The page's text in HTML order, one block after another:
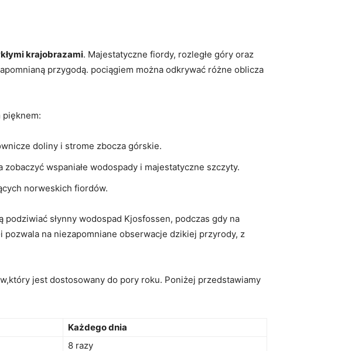
krajobrazami. Majestatyczne fiordy, rozległe góry oraz
przygodą. pociągiem można odkrywać różne oblicza
doliny i strome zbocza górskie.
wspaniałe wodospady i majestatyczne szczyty.
norweskich fiordów.
słynny wodospad Kjosfossen, podczas gdy na
na niezapomniane obserwacje dzikiej przyrody, z
jest dostosowany do pory roku. Poniżej przedstawiamy
Każdego dnia
8 razy